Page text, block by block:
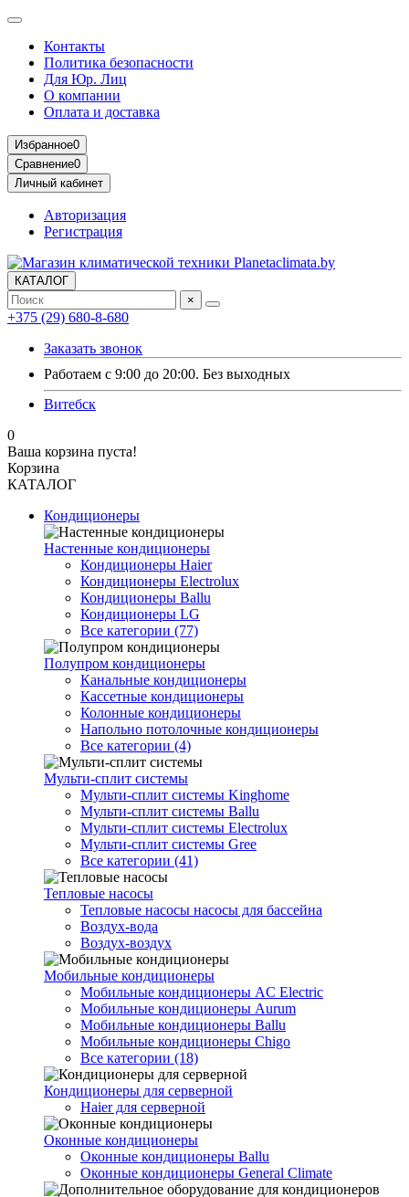
Контакты
Политика безопасности
Для Юр. Лиц
О компании
Оплата и доставка
Избранное0
Сравнение0
Личный кабинет
Авторизация
Регистрация
КАТАЛОГ
×
+375 (29) 680-8-680
Заказать звонок
Работаем с 9:00 до 20:00. Без выходных
Витебск
0
Ваша корзина пуста!
Корзина
КАТАЛОГ
Кондиционеры
Настенные кондиционеры
Кондиционеры Haier
Кондиционеры Electrolux
Кондиционеры Ballu
Кондиционеры LG
Все категории (77)
Полупром кондиционеры
Канальные кондиционеры
Кассетные кондиционеры
Колонные кондиционеры
Напольно потолочные кондиционеры
Все категории (4)
Мульти-сплит системы
Мульти-сплит системы Kinghome
Мульти-сплит системы Ballu
Мульти-сплит системы Electrolux
Мульти-сплит системы Gree
Все категории (41)
Тепловые насосы
Тепловые насосы насосы для бассейна
Воздух-вода
Воздух-воздух
Мобильные кондиционеры
Мобильные кондиционеры AC Electric
Мобильные кондиционеры Aurum
Мобильные кондиционеры Ballu
Мобильные кондиционеры Chigo
Все категории (18)
Кондиционеры для серверной
Haier для серверной
Оконные кондиционеры
Оконные кондиционеры Ballu
Оконные кондиционеры General Climate